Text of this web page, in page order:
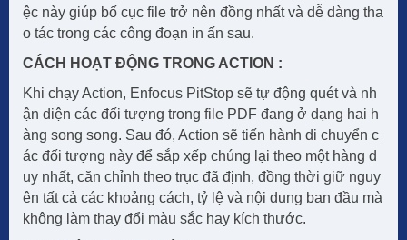
ệc này giúp bố cục file trở nên đồng nhất và dễ dàng tha
o tác trong các công đoạn in ấn sau.
CÁCH HOẠT ĐỘNG TRONG ACTION :
Khi chạy Action, Enfocus PitStop sẽ tự động quét và nh
ận diện các đối tượng trong file PDF đang ở dạng hai h
àng song song. Sau đó, Action sẽ tiến hành di chuyển c
ác đối tượng này để sắp xếp chúng lại theo một hàng d
uy nhất, căn chỉnh theo trục đã định, đồng thời giữ nguy
ên tất cả các khoảng cách, tỷ lệ và nội dung ban đầu mà
không làm thay đổi màu sắc hay kích thước.